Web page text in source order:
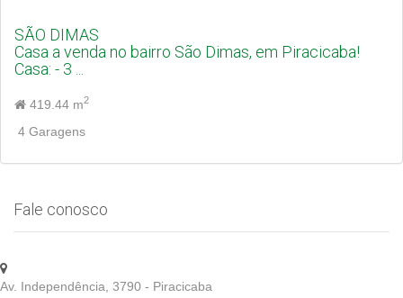
SÃO DIMAS
Casa a venda no bairro São Dimas, em Piracicaba!
Casa: - 3 ...
419.44 m2
4 Garagens
Fale conosco
Av. Independência, 3790 - Piracicaba